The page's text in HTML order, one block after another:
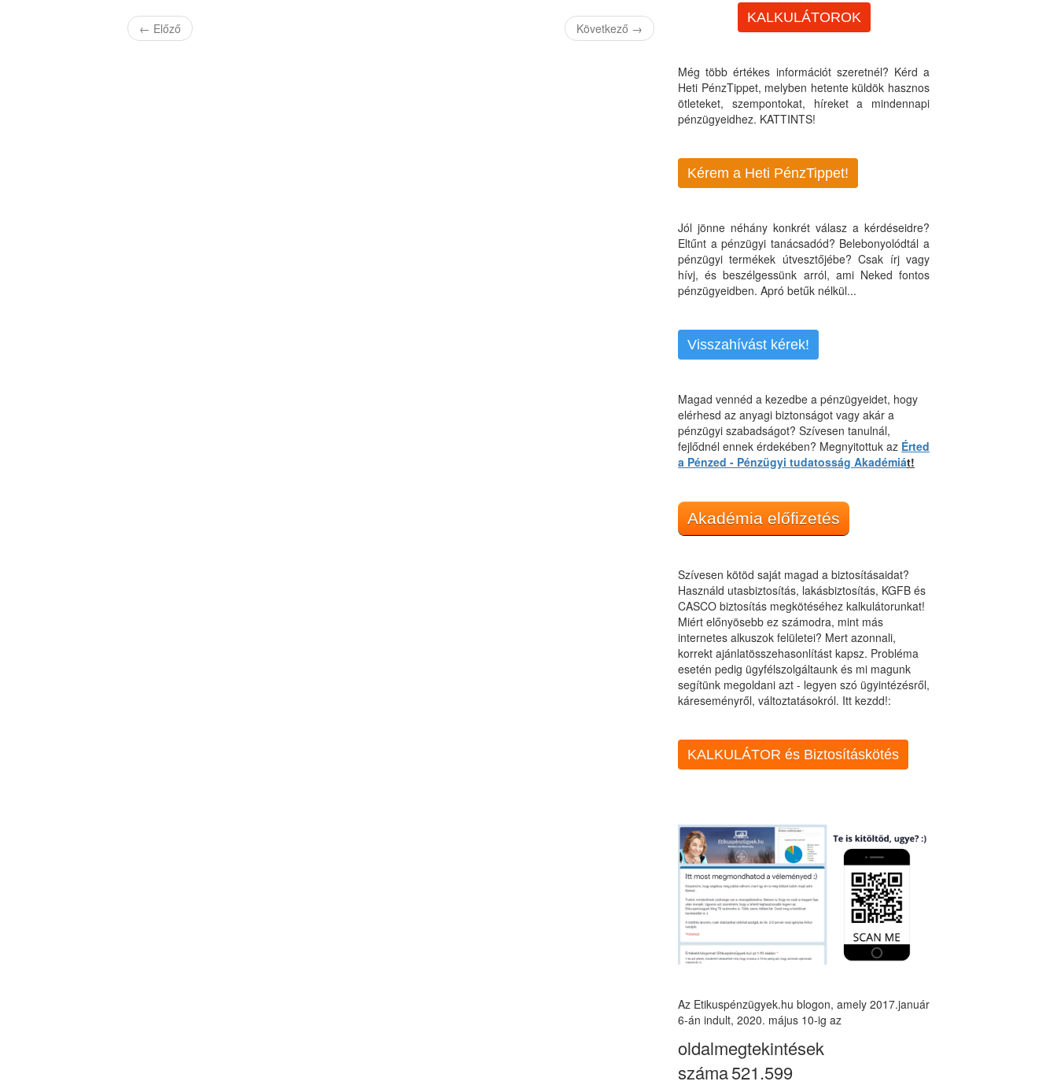
← Előző Következő →
KALKULÁTOROK
Még több értékes információt szeretnél? Kérd a
Heti PénzTippet, melyben hetente küldök hasznos
ötleteket, szempontokat, híreket a mindennapi
pénzügyeidhez. KATTINTS!
Kérem a Heti PénzTippet!
Jól jönne néhány konkrét válasz a kérdéseidre?
Eltűnt a pénzügyi tanácsadód? Belebonyolódtál a
pénzügyi termékek útvesztőjébe? Csak írj vagy
hívj, és beszélgessünk arról, ami Neked fontos
pénzügyeidben. Apró betűk nélkül...
Visszahívást kérek!
Magad vennéd a kezedbe a pénzügyeidet, hogy
elérhesd az anyagi biztonságot vagy akár a
pénzügyi szabadságot? Szívesen tanulnál,
fejlődnél ennek érdekében? Megnyitottuk az Érted
a Pénzed - Pénzügyi tudatosság Akadémiát!
Akadémia előfizetés
Szívesen kötöd saját magad a biztosításaidat?
Használd utasbiztosítás, lakásbiztosítás, KGFB és
CASCO biztosítás megkötéséhez kalkulátorunkat!
Miért előnyösebb ez számodra, mint más
internetes alkuszok felületei? Mert azonnali,
korrekt ajánlatösszehasonlítást kapsz. Probléma
esetén pedig ügyfélszolgáltaunk és mi magunk
segítünk megoldani azt - legyen szó ügyintézésről,
káreseményről, változtatásokról. Itt kezdd!:
KALKULÁTOR és Biztosításkötés
Az Etikuspénzügyek.hu blogon, amely 2017.január
6-án indult, 2020. május 10-ig az
oldalmegtekintések
száma521.599